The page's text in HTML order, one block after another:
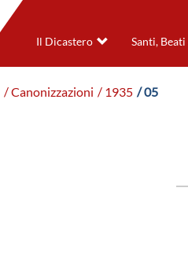
Il Dicastero Santi,
/ Canonizzazioni / 1935 / 05